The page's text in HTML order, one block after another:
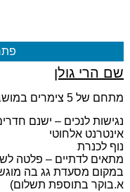
שם הרי גולן
מתחם של 5 צימרים במושב רמות שבגולן.
נגישות לנכים – ישנם
אינטרנט אלחוטי
נוף לכנרת
מתאים לדתיים – פלטה
במקום מסעדת גג בה
א.בוקר בתוספת תשלום)